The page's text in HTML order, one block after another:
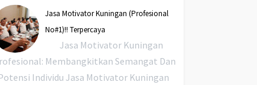
Jasa Motivator Kuningan (Profesional
No#1)!! Terpercaya
Jasa Motivator Kuningan
Membangkitkan Semangat Dan
Individu Jasa Motivator Kuningan